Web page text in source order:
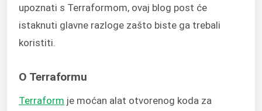
upoznati s Terraformom, ovaj blog post će
istaknuti glavne razloge zašto biste ga trebali
koristiti.
O Terraformu
Terraform je moćan alat otvorenog koda za